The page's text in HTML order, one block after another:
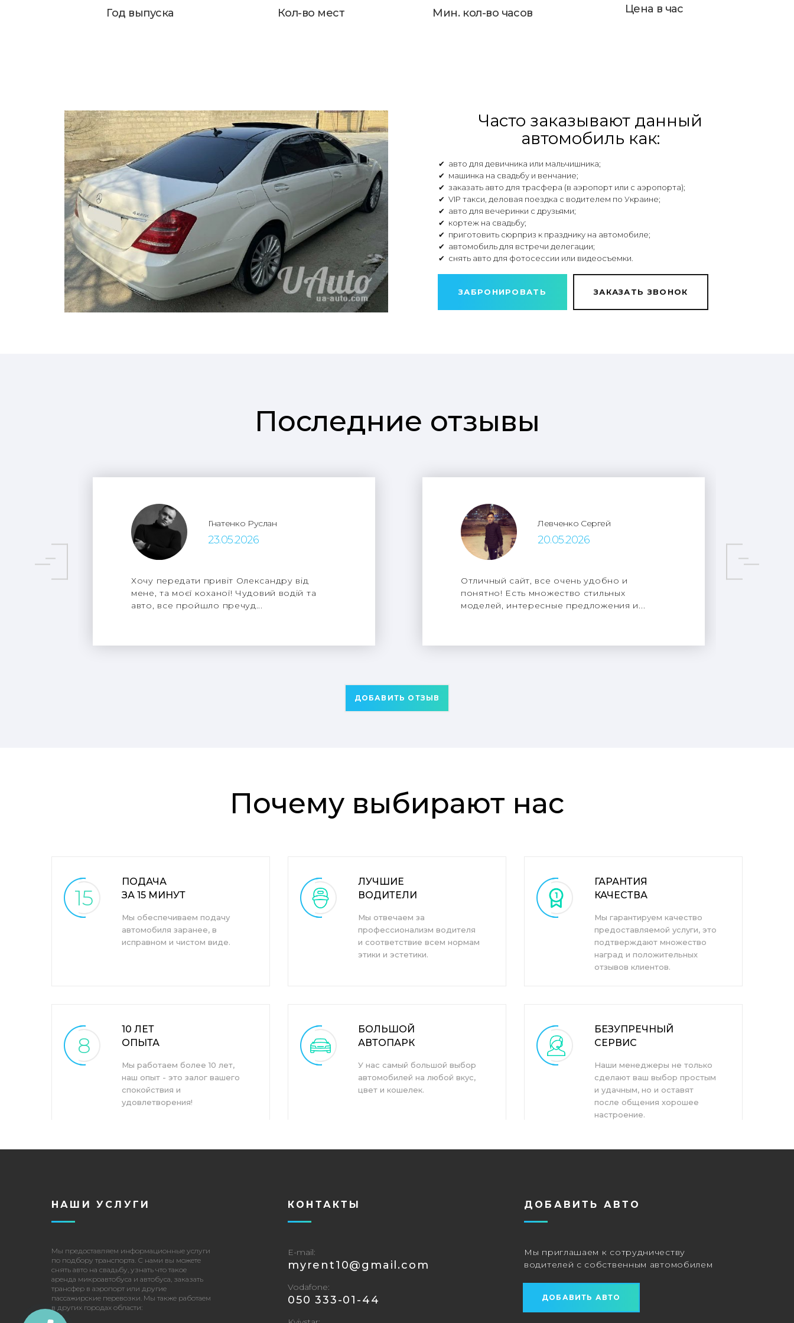
Год выпуска Кол-во мест Мин. кол-во часов Цена в час
Часто заказывают данный
автомобиль как:
✔ авто для девичника или мальчишника;
✔ машинка на свадьбу и венчание;
✔ заказать авто для трасфера (в аэропорт или с аэропорта);
✔ VIP такси, деловая поездка с водителем по Украине;
✔ авто для вечеринки с друзьями;
✔ кортеж на свадьбу;
✔ приготовить сюрприз к празднику на автомобиле;
✔ автомобиль для встречи делегации;
✔ снять авто для фотосессии или видеосъемки.
ЗАБРОНИРОВАТЬ ЗАКАЗАТЬ ЗВОНОК
Последние отзывы
Гнатенко Руслан
23.05.2026
Хочу передати привіт Олександру від
мене, та моєї коханої! Чудовий водій та
авто, все пройшло пречуд...
Левченко Сергей
20.05.2026
Отличный сайт, все очень удобно и
понятно! Есть множество стильных
моделей, интересные предложения и...
ДОБАВИТЬ ОТЗЫВ
Почему выбирают нас
15
ПОДАЧА
ЗА 15 МИНУТ
Мы обеспечиваем подачу
автомобиля заранее, в
исправном и чистом виде.
ЛУЧШИЕ
ВОДИТЕЛИ
Мы отвечаем за
профессионализм водителя
и соответствие всем нормам
этики и эстетики.
ГАРАНТИЯ
КАЧЕСТВА
Мы гарантируем качество
предоставляемой услуги, это
подтверждают множество
наград и положительных
отзывов клиентов.
8
10 ЛЕТ
ОПЫТА
Мы работаем более 10 лет,
наш опыт - это залог вашего
спокойствия и
удовлетворения!
БОЛЬШОЙ
АВТОПАРК
У нас самый большой выбор
автомобилей на любой вкус,
цвет и кошелек.
БЕЗУПРЕЧНЫЙ
СЕРВИС
Наши менеджеры не только
сделают ваш выбор простым
и удачным, но и оставят
после общения хорошее
настроение.
НАШИ УСЛУГИ
Мы предоставляем информационные услуги
по подбору транспорта. С нами вы можете
снять авто на свадьбу, узнать что такое
аренда микроавтобуса и автобуса, заказать
трансфер в аэропорт или другие
пассажирские перевозки. Мы также работаем
в других городах области:
КОНТАКТЫ
E-mail
‎myrent10@gmail.com
Vodafone
‎050 333-01-44
ДОБАВИТЬ АВТО
Мы приглашаем к сотрудничеству
водителей с собственным автомобилем
ДОБАВИТЬ АВТО